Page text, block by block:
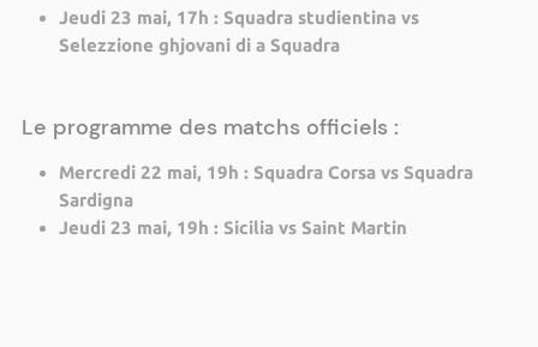
Jeudi 23 mai, 17h : Squadra studientina vs
Selezzione ghjovani di a Squadra
Le programme des matchs officiels :
Mercredi 22 mai, 19h : Squadra Corsa vs Squadra
Sardigna
Jeudi 23 mai, 19h : Sicilia vs Saint Martin